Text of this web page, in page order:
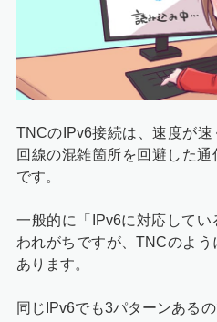
TNCのIPv6接続は、速度が速
回線の混雑箇所を回避した
です。
一般的に「IPv6に対応して
われがちですが、TNCのよ
あります。
同じIPv6でも3パターンある